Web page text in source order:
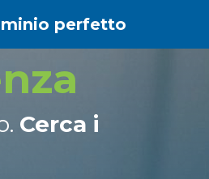
perfetto
Cerca i